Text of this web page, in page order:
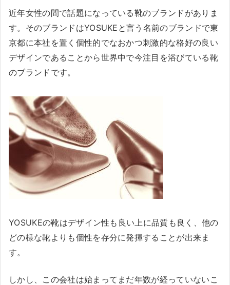
近年女性の間で話題になっている靴のブランドがありま
す。そのブランドはYOSUKEと言う名前のブランドで東
京都に本社を置く個性的でなおかつ刺激的な格好の良い
デザインであることから世界中で今注目を浴びている靴
のブランドです。
YOSUKEの靴はデザイン性も良い上に品質も良く、他の
どの様な靴よりも個性を存分に発揮することが出来ま
す。
しかし、この会社は始まってまだ年数が経っていないこ